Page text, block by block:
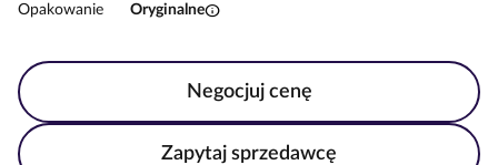
Opakowanie Oryginalneinfo
Negocjuj cenę
Zapytaj sprzedawcę